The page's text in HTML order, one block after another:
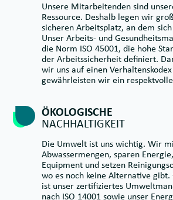
Unsere Mitarbeitenden sind
Ressource. Deshalb legen wir
sicheren Arbeitsplatz, an dem
Unser Arbeits- und
die Norm ISO 45001, die hohe
der Arbeitssicherheit definiert.
wir uns auf einen
gewährleisten wir ein
ÖKOLOGISCHE
NACHHALTIGKEIT
Die Umwelt ist uns wichtig. Wir
Abwassermengen, sparen
Equipment und setzen
wo es noch keine Alternative
ist unser zertifiziertes
nach ISO 14001 sowie unser